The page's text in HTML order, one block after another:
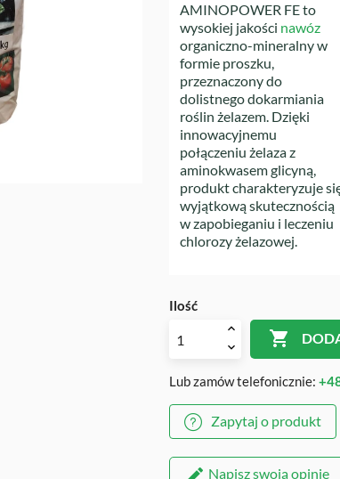
AMINOPOWER FE to
wysokiej jakości nawóz
organiczno-mineralny w
formie proszku,
przeznaczony do
dolistnego dokarmiania
roślin żelazem. Dzięki
innowacyjnemu
połączeniu żelaza z
aminokwasem glicyną,
produkt charakteryzuje
wyjątkową skutecznością
w zapobieganiu i leczeniu
chlorozy żelazowej.
Ilość

Lub zamów telefonicznie:
Zapytaj o produkt
Napisz swoją opinię